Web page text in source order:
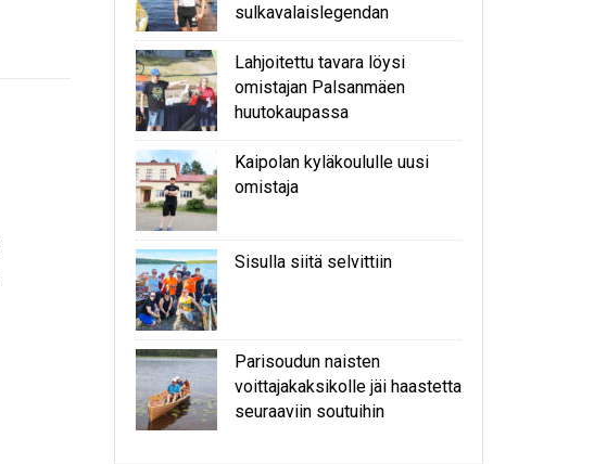
sulkavalaislegendan
Lahjoitettu tavara löysi
omistajan Palsanmäen
huutokaupassa
Kaipolan kyläkoululle uusi
omistaja
Sisulla siitä selvittiin
Parisoudun naisten
voittajakaksikolle jäi haastetta
seuraaviin soutuihin